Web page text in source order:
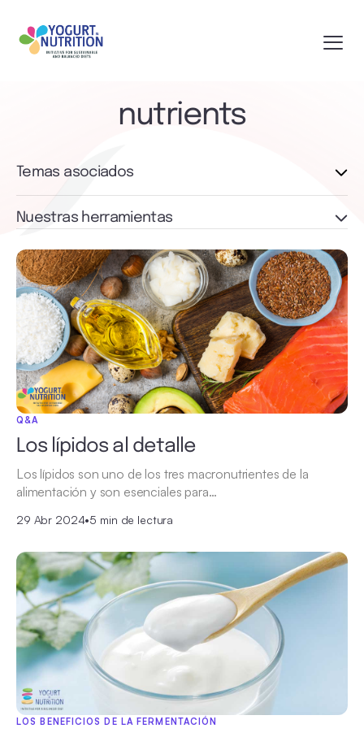
nutrients
Q&A
Los lípidos al detalle
Los lípidos son uno de los tres macronutrientes de la
alimentación y son esenciales para…
29 Abr 2024•5 min de lectura
LOS BENEFICIOS DE LA FERMENTACIÓN
Temas asociados
Nuestras herramientas